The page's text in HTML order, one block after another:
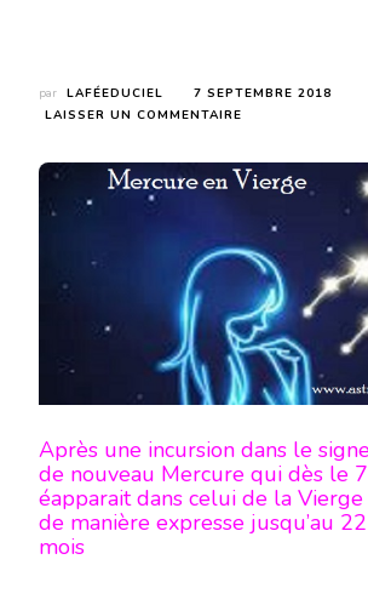
par LAFÉEDUCIEL
7 SEPTEMBRE 2018
LAISSER UN COMMENTAIRE
TRANSIT
SIGNE
DE
LA
VIERGE
Après une incursion dans le
de nouveau Mercure qui dès le
éapparait dans celui de la
de manière expresse jusqu’au
mois